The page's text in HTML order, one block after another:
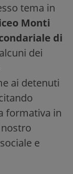
tema in
Monti
di
dei
ai detenuti
formativa in
e